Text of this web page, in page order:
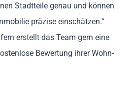
Stadtteile genau und können
präzise einschätzen.“
erstellt das Team gern eine
Bewertung ihrer Wohn-